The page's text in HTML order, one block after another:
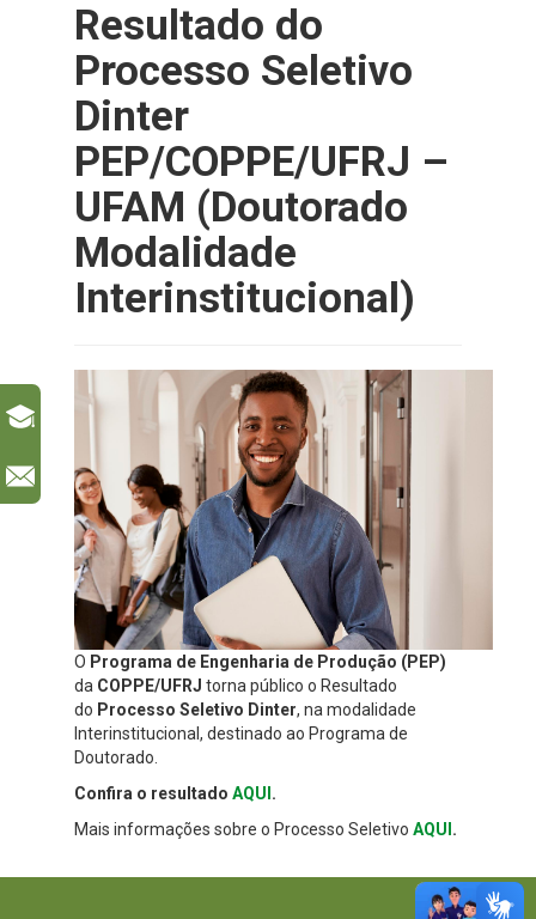
Resultado do
Processo Seletivo
Dinter
PEP/COPPE/UFRJ –
UFAM (Doutorado
Modalidade
Interinstitucional)
O Programa de Engenharia de Produção (PEP)
da COPPE/UFRJ torna público o Resultado
do Processo Seletivo Dinter, na modalidade
Interinstitucional, destinado ao Programa de
Doutorado.
Confira o resultado AQUI .
Mais informações sobre o Processo Seletivo AQUI .